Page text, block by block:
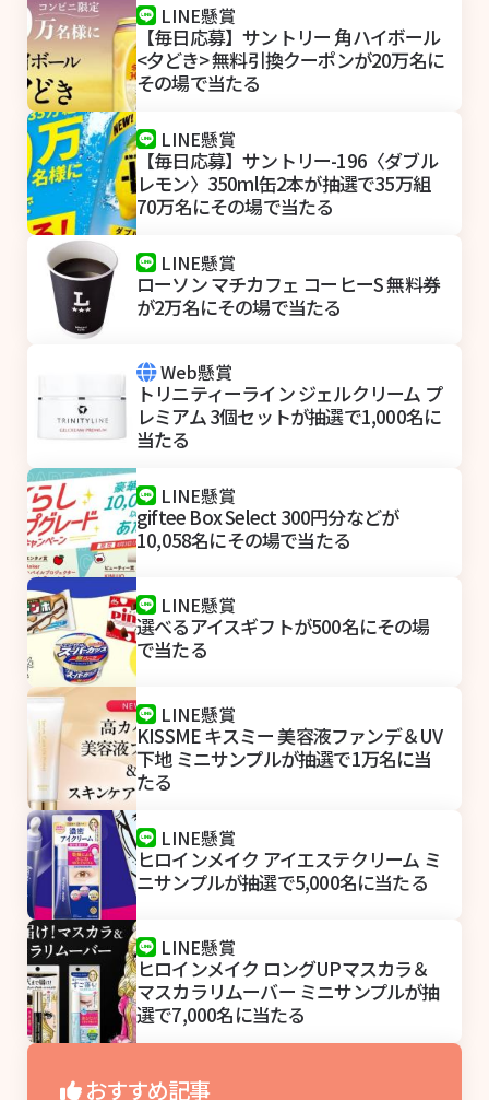
LINE懸賞
【毎日応募】サントリー 角ハイボール
<夕どき> 無料引換クーポンが20万名に
その場で当たる
LINE懸賞
【毎日応募】サントリー-196〈ダブル
レモン〉350ml缶2本が抽選で35万組
70万名にその場で当たる
LINE懸賞
ローソン マチカフェ コーヒーS 無料券
が2万名にその場で当たる
Web懸賞
トリニティーライン ジェルクリーム プ
レミアム 3個セットが抽選で1,000名に
当たる
LINE懸賞
giftee Box Select 300円分などが
10,058名にその場で当たる
LINE懸賞
選べるアイスギフトが500名にその場
で当たる
LINE懸賞
KISSME キスミー 美容液ファンデ＆UV
下地 ミニサンプルが抽選で1万名に当
たる
LINE懸賞
ヒロインメイク アイエステクリーム ミ
ニサンプルが抽選で5,000名に当たる
LINE懸賞
ヒロインメイク ロングUPマスカラ＆
マスカラリムーバー ミニサンプルが抽
選で7,000名に当たる
おすすめ記事